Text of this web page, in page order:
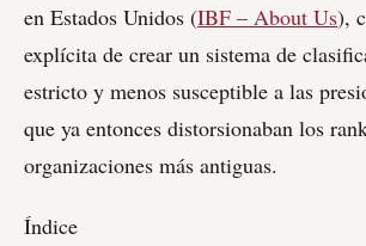
en Estados Unidos (IBF – About Us),
explícita de crear un sistema de
estricto y menos susceptible a las
que ya entonces distorsionaban los
organizaciones más antiguas.
Índice